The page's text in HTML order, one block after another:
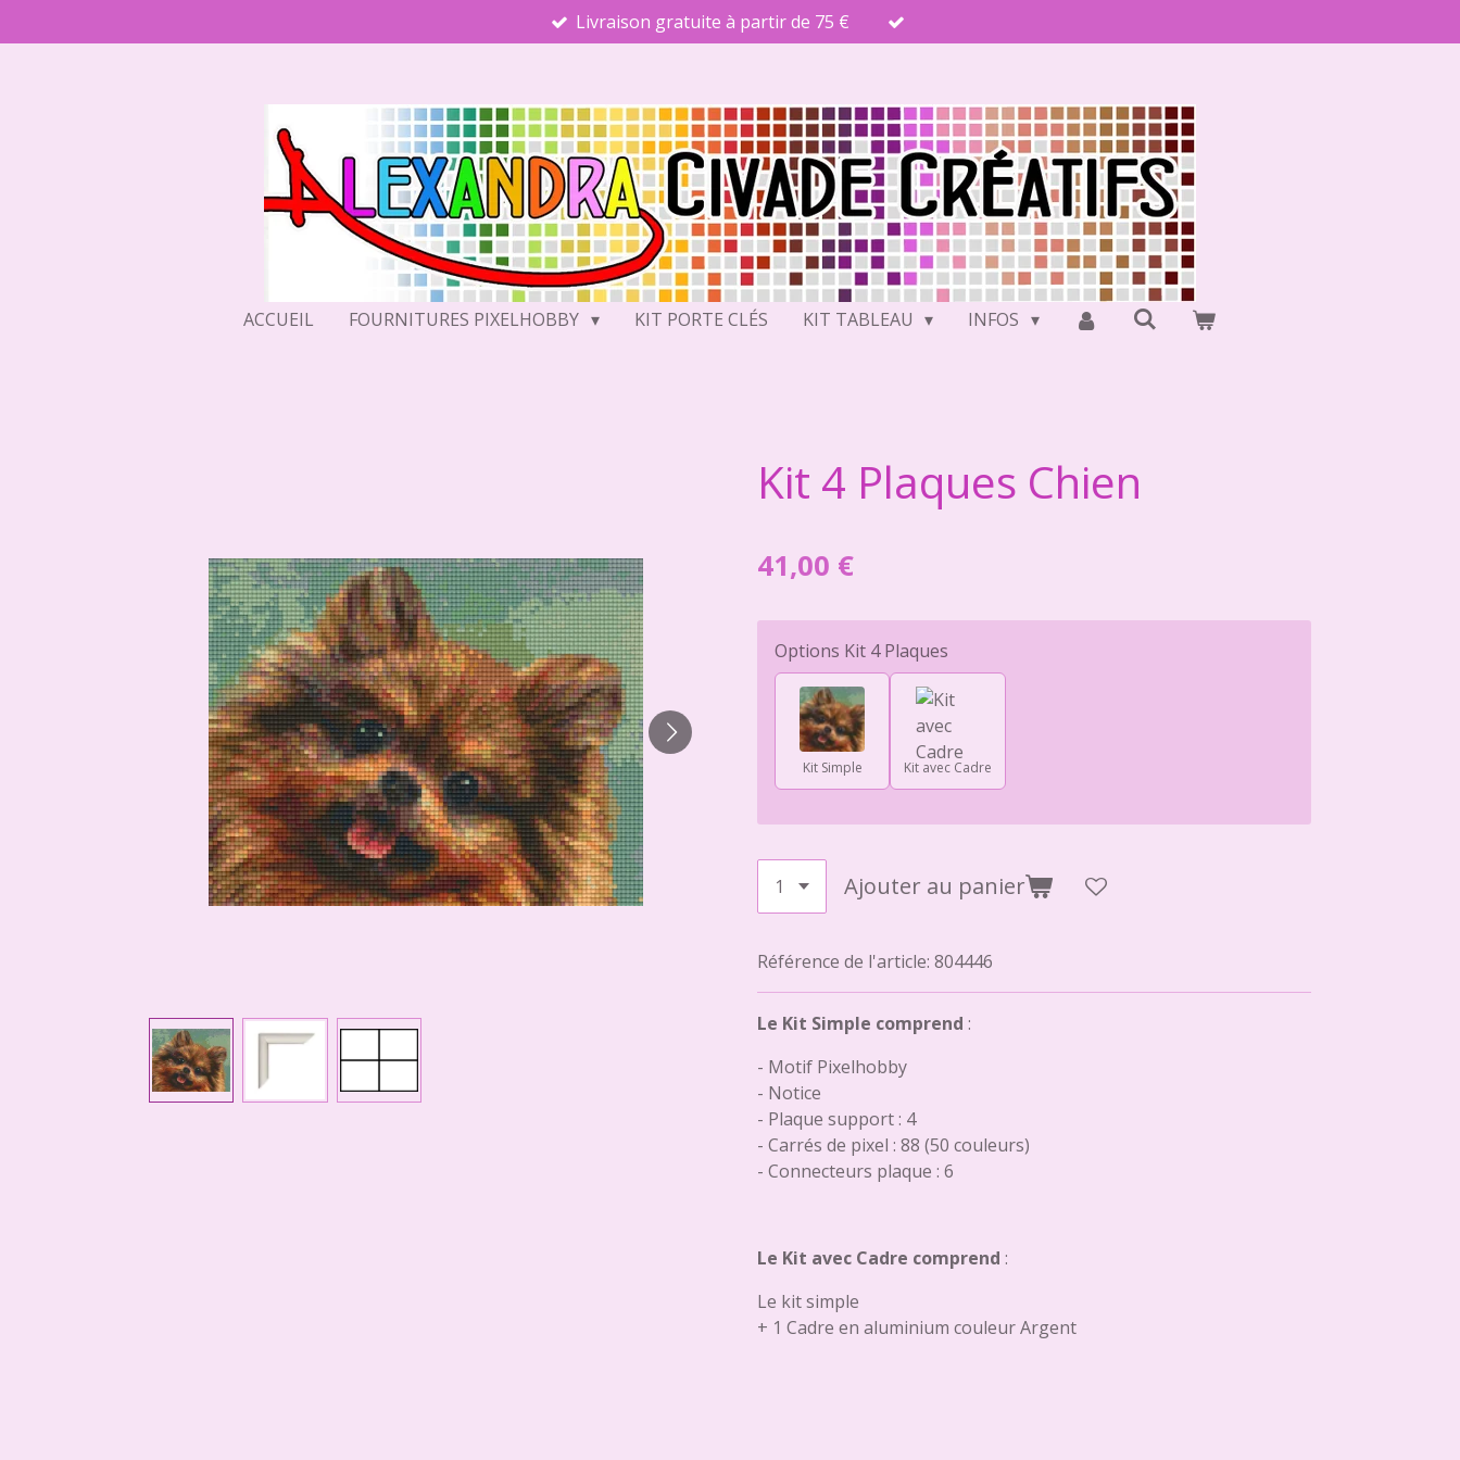
au
Livraison gratuite à partir de 75 €
ACCUEIL FOURNITURES PIXELHOBBY KIT PORTE CLÉS KIT TABLEAU INFOS
Kit 4 Plaques Chien
41,00 €
Options Kit 4 Plaques
Kit Simple Kit avec Cadre
Ajouter au panier
Référence de l'article: 804446
Le Kit Simple comprend :
- Motif Pixelhobby
- Notice
- Plaque support : 4
- Carrés de pixel : 88 (50 couleurs)
- Connecteurs plaque : 6
Le Kit avec Cadre comprend :
Le kit simple
+ 1 Cadre en aluminium couleur Argent